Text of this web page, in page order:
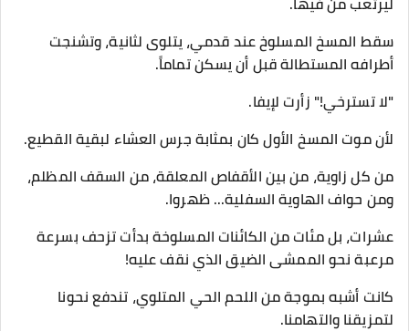
سقط المسخ المسلوخ عند قدمي، يتلوى لثانية، وتشنجت
أطرافه المستطالة قبل أن يسكن تماماً.
​"لا تسترخي!" زأرت لإيفا.
​لأن موت المسخ الأول كان بمثابة جرس العشاء لبقية القطيع.
​من كل زاوية، من بين الأقفاص المعلقة، من السقف المظلم،
ومن حواف الهاوية السفلية... ظهروا.
عشرات، بل مئات من الكائنات المسلوخة بدأت تزحف بسرعة
مرعبة نحو الممشى الضيق الذي نقف عليه!
​كانت أشبه بموجة من اللحم الحي المتلوي، تندفع نحونا
لتمزيقنا والتهامنا.